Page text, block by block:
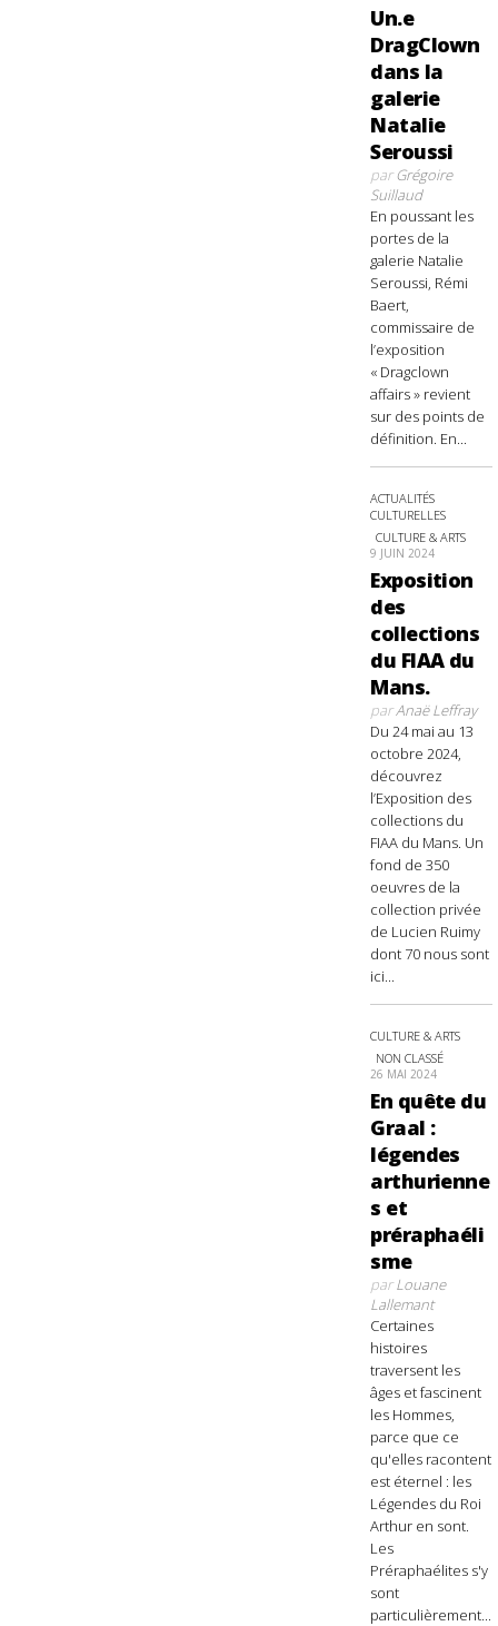
Un.e
DragClown
dans la
galerie
Natalie
Seroussi
parGrégoire
Suillaud
En poussant les
portes de la
galerie Natalie
Seroussi, Rémi
Baert,
commissaire de
l’exposition
« Dragclown
affairs » revient
sur des points de
définition. En...
ACTUALITÉS
CULTURELLES
CULTURE & ARTS
9 JUIN 2024
Exposition
des
collections
du FIAA du
Mans.
parAnaë Leffray
Du 24 mai au 13
octobre 2024,
découvrez
l’Exposition des
collections du
FIAA du Mans. Un
fond de 350
oeuvres de la
collection privée
de Lucien Ruimy
dont 70 nous sont
ici...
CULTURE & ARTS
NON CLASSÉ
26 MAI 2024
En quête du
Graal :
légendes
arthurienne
s et
préraphaéli
sme
parLouane
Lallemant
Certaines
histoires
traversent les
âges et fascinent
les Hommes,
parce que ce
qu'elles racontent
est éternel : les
Légendes du Roi
Arthur en sont.
Les
Préraphaélites s'y
sont
particulièrement...